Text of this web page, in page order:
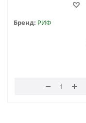
Бренд: РИФ